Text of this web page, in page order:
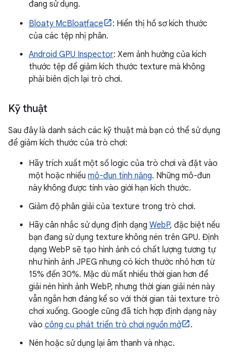
đang sử dụng.
Bloaty McBloatface
: Hiển thị hồ sơ kích thước
của các tệp nhị phân.
Android GPU Inspector: Xem ảnh hưởng của kích
thước tệp để giảm kích thước texture mà không
phải biên dịch lại trò chơi.
Kỹ thuật
Sau đây là danh sách các kỹ thuật mà bạn có thể sử dụng
để giảm kích thước của trò chơi:
Hãy trích xuất một số logic của trò chơi và đặt vào
một hoặc nhiều mô-đun tính năng. Những mô-đun
này không được tính vào giới hạn kích thước.
Giảm độ phân giải của texture trong trò chơi.
Hãy cân nhắc sử dụng định dạng WebP, đặc biệt nếu
bạn đang sử dụng texture không nén trên GPU. Định
dạng WebP sẽ tạo hình ảnh có chất lượng tương tự
như hình ảnh JPEG nhưng có kích thước nhỏ hơn từ
15% đến 30%. Mặc dù mất nhiều thời gian hơn để
giải nén hình ảnh WebP, nhưng thời gian giải nén này
vẫn ngắn hơn đáng kể so với thời gian tải texture trò
chơi xuống. Google cũng đã tích hợp định dạng này
vào công cụ phát triển trò chơi nguồn mở
.
Nén hoặc sử dụng lại âm thanh và nhạc.